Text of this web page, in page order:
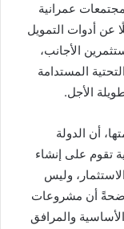
عمرانية
عن أدوات التمويل
الأجانب،
المستدامة
الأجل.
أن الدولة
تقوم على إنشاء
وليس
أن مشروعات
والمرافق